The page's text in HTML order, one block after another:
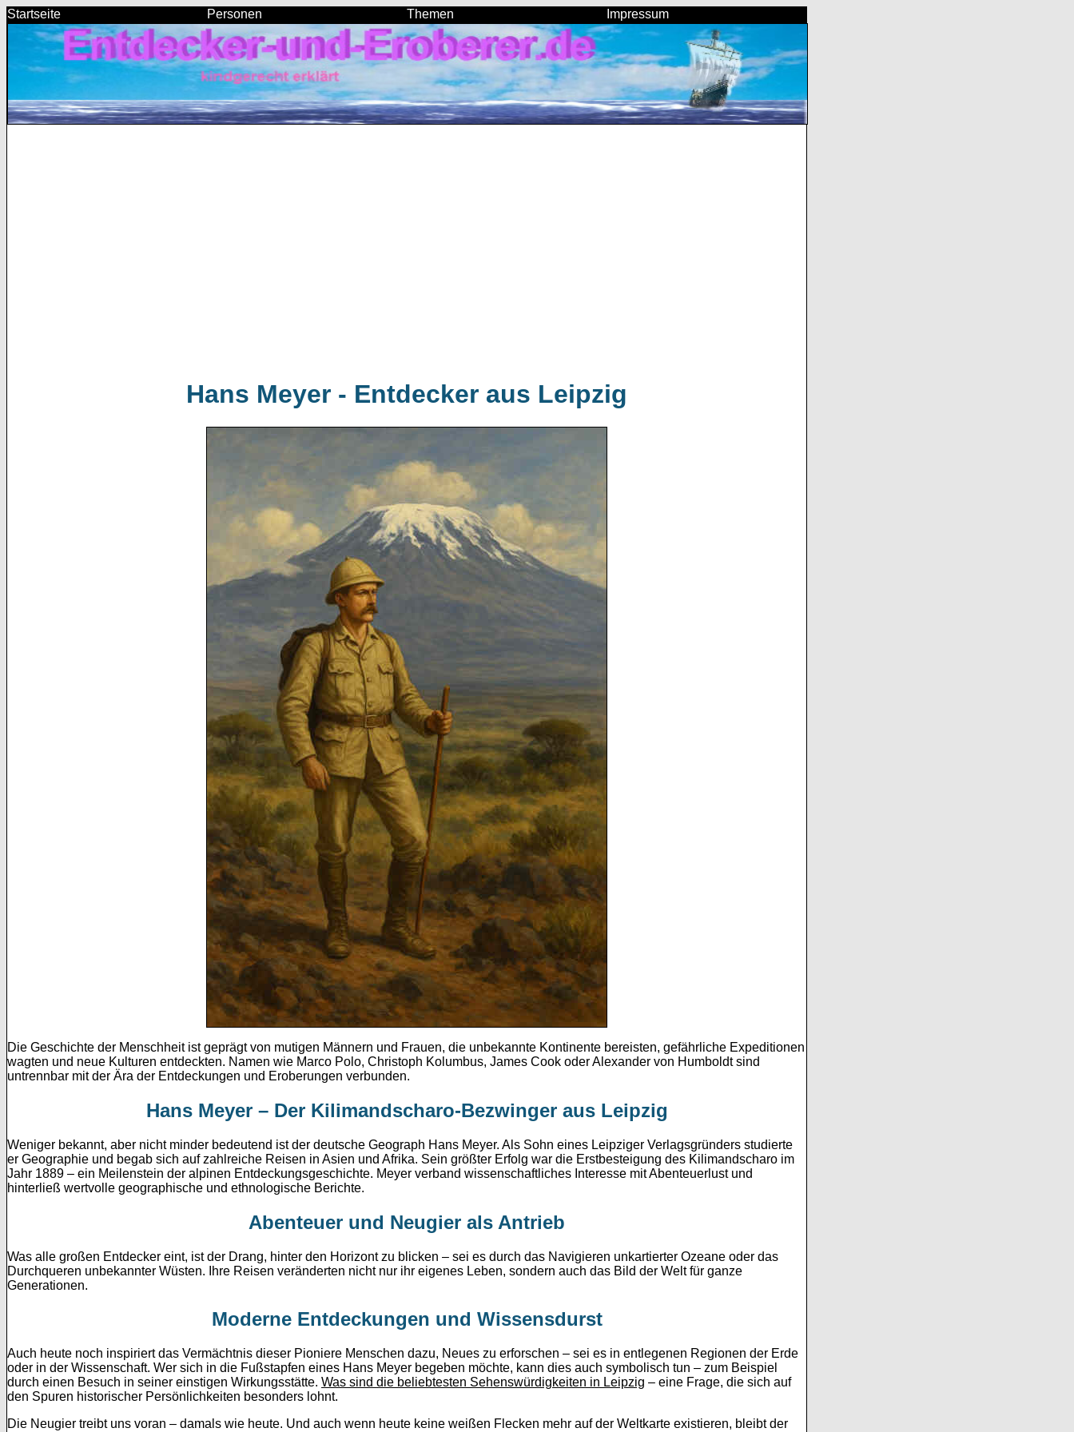
Startseite Personen Themen Impressum
Hans Meyer - Entdecker aus Leipzig
Die Geschichte der Menschheit ist geprägt von mutigen Männern und Frauen, die unbekannte Kontinente bereisten, gefährliche Expeditionen
wagten und neue Kulturen entdeckten. Namen wie Marco Polo, Christoph Kolumbus, James Cook oder Alexander von Humboldt sind
untrennbar mit der Ära der Entdeckungen und Eroberungen verbunden.
Hans Meyer – Der Kilimandscharo-Bezwinger aus Leipzig
Weniger bekannt, aber nicht minder bedeutend ist der deutsche Geograph Hans Meyer. Als Sohn eines Leipziger Verlagsgründers studierte
er Geographie und begab sich auf zahlreiche Reisen in Asien und Afrika. Sein größter Erfolg war die Erstbesteigung des Kilimandscharo im
Jahr 1889 – ein Meilenstein der alpinen Entdeckungsgeschichte. Meyer verband wissenschaftliches Interesse mit Abenteuerlust und
hinterließ wertvolle geographische und ethnologische Berichte.
Abenteuer und Neugier als Antrieb
Was alle großen Entdecker eint, ist der Drang, hinter den Horizont zu blicken – sei es durch das Navigieren unkartierter Ozeane oder das
Durchqueren unbekannter Wüsten. Ihre Reisen veränderten nicht nur ihr eigenes Leben, sondern auch das Bild der Welt für ganze
Generationen.
Moderne Entdeckungen und Wissensdurst
Auch heute noch inspiriert das Vermächtnis dieser Pioniere Menschen dazu, Neues zu erforschen – sei es in entlegenen Regionen der Erde
oder in der Wissenschaft. Wer sich in die Fußstapfen eines Hans Meyer begeben möchte, kann dies auch symbolisch tun – zum Beispiel
durch einen Besuch in seiner einstigen Wirkungsstätte. Was sind die beliebtesten Sehenswürdigkeiten in Leipzig – eine Frage, die sich auf
den Spuren historischer Persönlichkeiten besonders lohnt.
Die Neugier treibt uns voran – damals wie heute. Und auch wenn heute keine weißen Flecken mehr auf der Weltkarte existieren, bleibt der